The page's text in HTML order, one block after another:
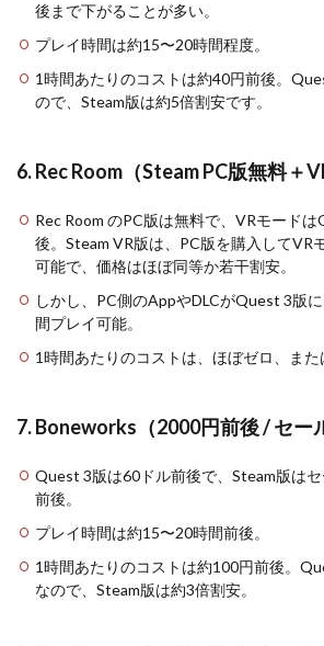
後まで下がることが多い。
プレイ時間は約15〜20時間程度。
1時間あたりのコストは約40円前後。
ので、Steam版は約5倍割安です。
6. Rec Room（Steam PC版無料＋
Rec Room のPC版は無料で、VRモード
後。Steam VR版は、PC版を購入してVR
可能で、価格はほぼ同等か若干割安。
しかし、PC側のAppやDLCがQuest 3版
間プレイ可能。
1時間あたりのコストは、ほぼゼロ、また
7. Boneworks（2000円前後 / セー
Quest 3版は60ドル前後で、Steam版は
前後。
プレイ時間は約15〜20時間前後。
1時間あたりのコストは約100円前後。
なので、Steam版は約3倍割安。